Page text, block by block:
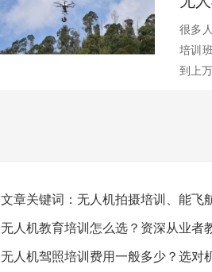
很多
培训
到上
无人机教育培训怎么选？资深从业者
无人机驾照培训费用一般多少？选对